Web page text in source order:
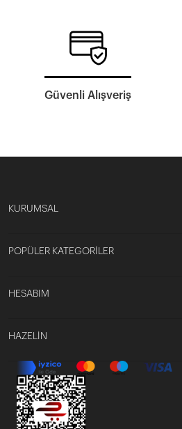
Güvenli Alışveriş
KURUMSAL
POPÜLER KATEGORİLER
HESABIM
HAZELİN